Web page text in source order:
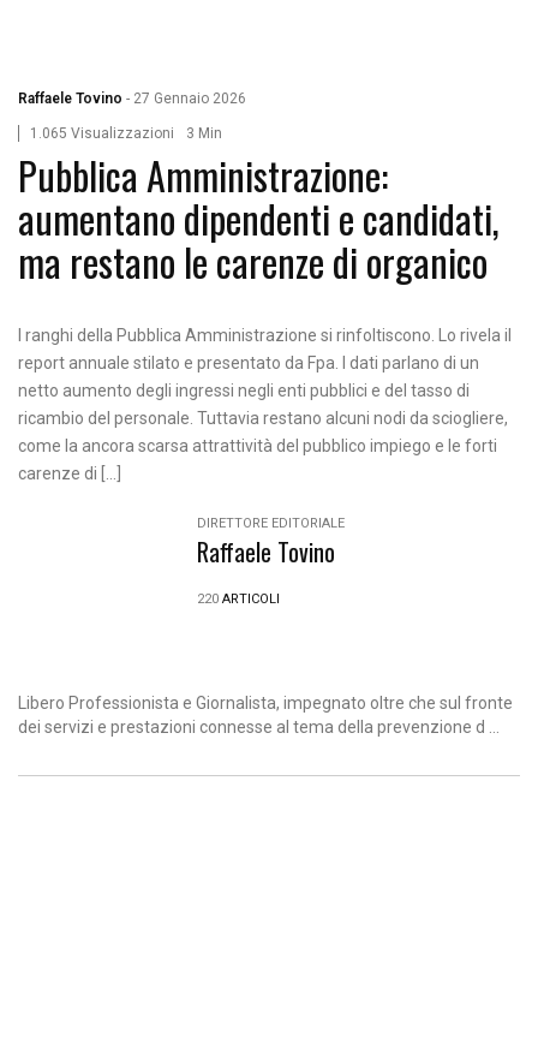
Raffaele Tovino - 27 Gennaio 2026
1.065 Visualizzazioni 3 Min
Pubblica Amministrazione:
aumentano dipendenti e candidati,
ma restano le carenze di organico
I ranghi della Pubblica Amministrazione si rinfoltiscono. Lo rivela il
report annuale stilato e presentato da Fpa. I dati parlano di un
netto aumento degli ingressi negli enti pubblici e del tasso di
ricambio del personale. Tuttavia restano alcuni nodi da sciogliere,
come la ancora scarsa attrattività del pubblico impiego e le forti
carenze di […]
DIRETTORE EDITORIALE
Raffaele Tovino
220 ARTICOLI
Libero Professionista e Giornalista, impegnato oltre che sul fronte
dei servizi e prestazioni connesse al tema della prevenzione d ...